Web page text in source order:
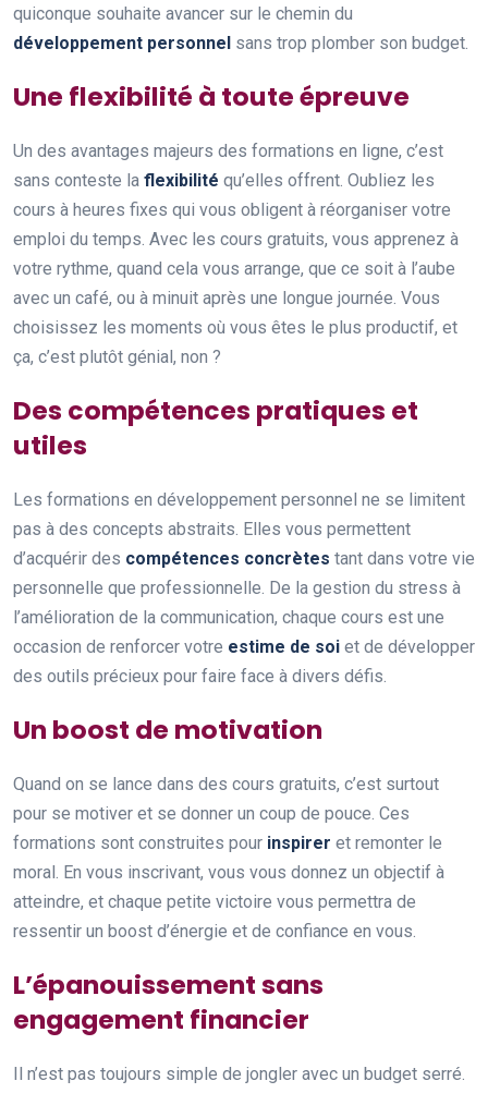
quiconque souhaite avancer sur le chemin du
développement personnel sans trop plomber son budget.
Une flexibilité à toute épreuve
Un des avantages majeurs des formations en ligne, c’est
sans conteste la flexibilité qu’elles offrent. Oubliez les
cours à heures fixes qui vous obligent à réorganiser votre
emploi du temps. Avec les cours gratuits, vous apprenez à
votre rythme, quand cela vous arrange, que ce soit à l’aube
avec un café, ou à minuit après une longue journée. Vous
choisissez les moments où vous êtes le plus productif, et
ça, c’est plutôt génial, non ?
Des compétences pratiques et
utiles
Les formations en développement personnel ne se limitent
pas à des concepts abstraits. Elles vous permettent
d’acquérir des compétences concrètes tant dans votre vie
personnelle que professionnelle. De la gestion du stress à
l’amélioration de la communication, chaque cours est une
occasion de renforcer votre estime de soi et de développer
des outils précieux pour faire face à divers défis.
Un boost de motivation
Quand on se lance dans des cours gratuits, c’est surtout
pour se motiver et se donner un coup de pouce. Ces
formations sont construites pour inspirer et remonter le
moral. En vous inscrivant, vous vous donnez un objectif à
atteindre, et chaque petite victoire vous permettra de
ressentir un boost d’énergie et de confiance en vous.
L’épanouissement sans
engagement financier
Il n’est pas toujours simple de jongler avec un budget serré.